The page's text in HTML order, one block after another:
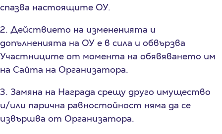
спазва настоящите ОУ.
2. Действието на измененията и
допълненията на ОУ е в сила и обвързва
Участниците от момента на обявяването им
на Сайта на Организатора.
3. Замяна на Награда срещу друго имущество
и/или парична равностойност няма да се
извършва от Организатора.